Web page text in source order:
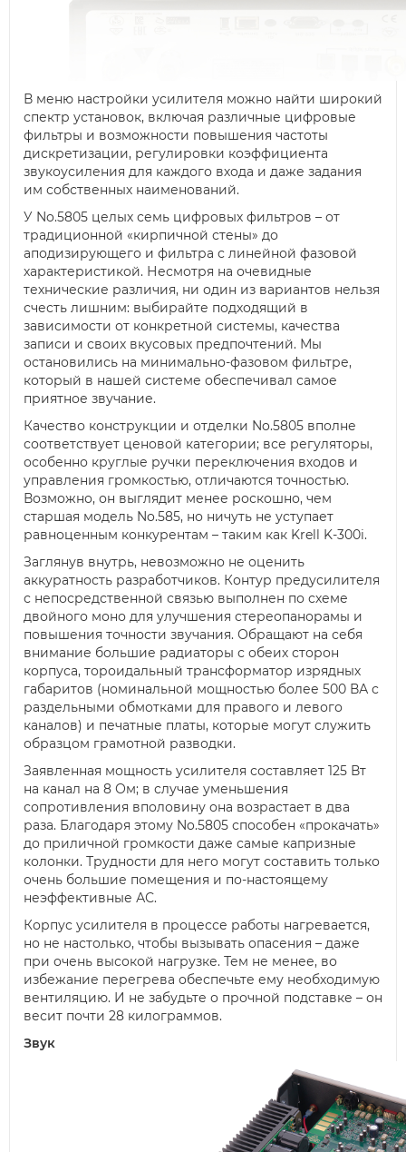
В меню настройки усилителя можно найти широкий
спектр установок, включая различные цифровые
фильтры и возможности повышения частоты
дискретизации, регулировки коэффициента
звукоусиления для каждого входа и даже задания
им собственных наименований.
У No.5805 целых семь цифровых фильтров – от
традиционной «кирпичной стены» до
аподизирующего и фильтра с линейной фазовой
характеристикой. Несмотря на очевидные
технические различия, ни один из вариантов нельзя
счесть лишним: выбирайте подходящий в
зависимости от конкретной системы, качества
записи и своих вкусовых предпочтений. Мы
остановились на минимально-фазовом фильтре,
который в нашей системе обеспечивал самое
приятное звучание.
Качество конструкции и отделки No.5805 вполне
соответствует ценовой категории; все регуляторы,
особенно круглые ручки переключения входов и
управления громкостью, отличаются точностью.
Возможно, он выглядит менее роскошно, чем
старшая модель No.585, но ничуть не уступает
равноценным конкурентам – таким как Krell K-300i.
Заглянув внутрь, невозможно не оценить
аккуратность разработчиков. Контур предусилителя
с непосредственной связью выполнен по схеме
двойного моно для улучшения стереопанорамы и
повышения точности звучания. Обращают на себя
внимание большие радиаторы с обеих сторон
корпуса, тороидальный трансформатор изрядных
габаритов (номинальной мощностью более 500 ВА с
раздельными обмотками для правого и левого
каналов) и печатные платы, которые могут служить
образцом грамотной разводки.
Заявленная мощность усилителя составляет 125 Вт
на канал на 8 Ом; в случае уменьшения
сопротивления вполовину она возрастает в два
раза. Благодаря этому No.5805 способен «прокачать»
до приличной громкости даже самые капризные
колонки. Трудности для него могут составить только
очень большие помещения и по-настоящему
неэффективные АС.
Корпус усилителя в процессе работы нагревается,
но не настолько, чтобы вызывать опасения – даже
при очень высокой нагрузке. Тем не менее, во
избежание перегрева обеспечьте ему необходимую
вентиляцию. И не забудьте о прочной подставке – он
весит почти 28 килограммов.
Звук